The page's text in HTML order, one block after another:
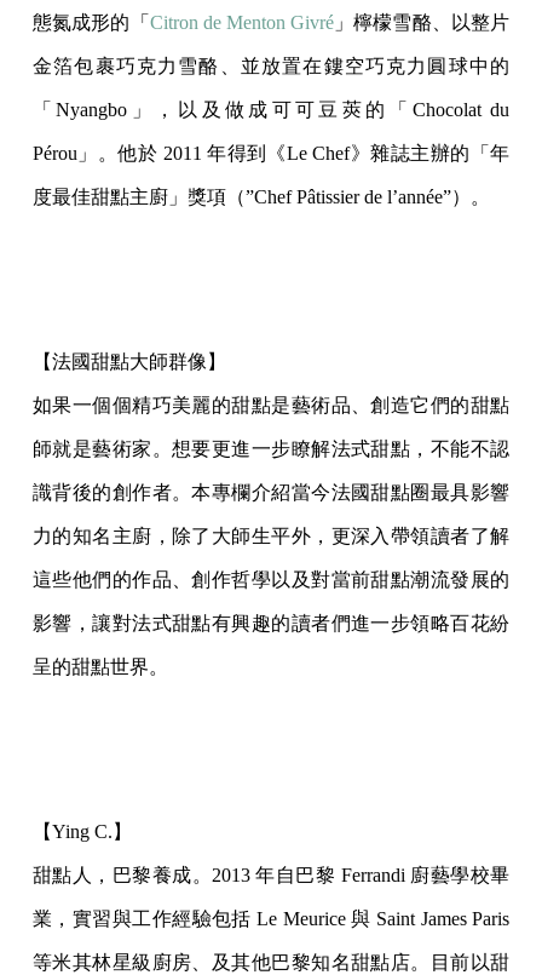
態氮成形的「 Citron de Menton Givré 」檸檬雪酪、以整片
金箔包裹巧克力雪酪、並放置在鏤空巧克力圓球中的
「Nyangbo」，以及做成可可豆莢的「Chocolat du
Pérou」。他於 2011 年得到《Le Chef》雜誌主辦的「年
度最佳甜點主廚」獎項（”Chef Pâtissier de l’année”）。
【法國甜點大師群像】
如果一個個精巧美麗的甜點是藝術品、創造它們的甜點
師就是藝術家。想要更進一步瞭解法式甜點，不能不認
識背後的創作者。本專欄介紹當今法國甜點圈最具影響
力的知名主廚，除了大師生平外，更深入帶領讀者了解
這些他們的作品、創作哲學以及對當前甜點潮流發展的
影響，讓對法式甜點有興趣的讀者們進一步領略百花紛
呈的甜點世界。
【Ying C.】
甜點人，巴黎養成。2013 年自巴黎 Ferrandi 廚藝學校畢
業，實習與工作經驗包括 Le Meurice 與 Saint James Paris
等米其林星級廚房、及其他巴黎知名甜點店。目前以甜